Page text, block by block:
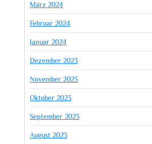
März 2024
Februar 2024
Januar 2024
Dezember 2023
November 2023
Oktober 2023
September 2023
August 2023